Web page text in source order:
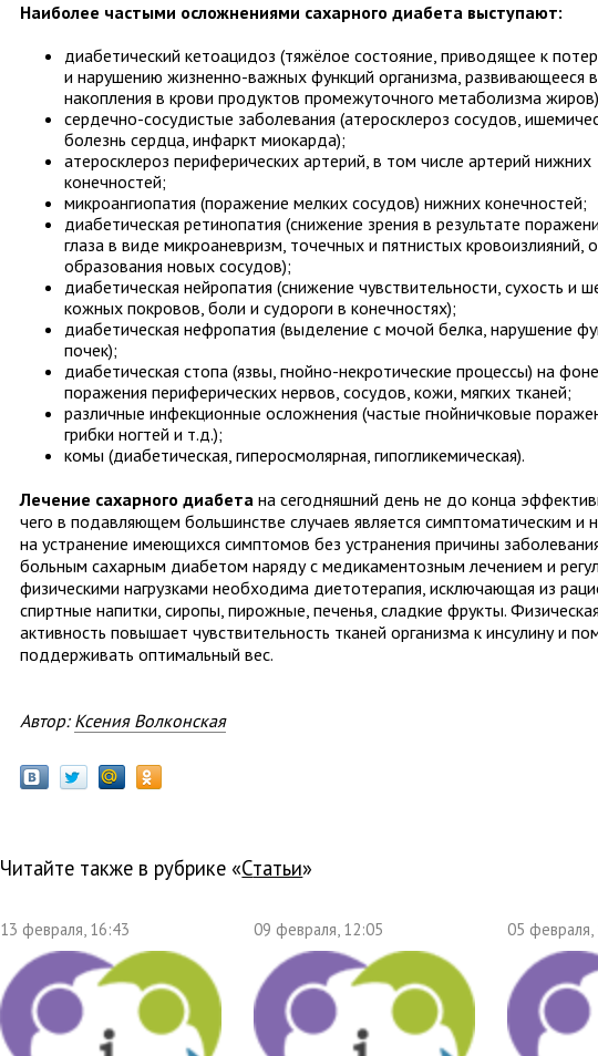
Наиболее частыми осложнениями сахарного диабета выступают:
диабетический кетоацидоз (тяжёлое состояние, приводящее к
и нарушению жизненно-важных функций организма, развивающееся
накопления в крови продуктов промежуточного метаболизма
сердечно-сосудистые заболевания (атеросклероз сосудов,
болезнь сердца, инфаркт миокарда);
атеросклероз периферических артерий, в том числе артерий нижних
конечностей;
микроангиопатия (поражение мелких сосудов) нижних конечностей;
диабетическая ретинопатия (снижение зрения в результате
глаза в виде микроаневризм, точечных и пятнистых кровоизлияний,
образования новых сосудов);
диабетическая нейропатия (снижение чувствительности, сухость и
кожных покровов, боли и судороги в конечностях);
диабетическая нефропатия (выделение с мочой белка, нарушение
почек);
диабетическая стопа (язвы, гнойно-некротические процессы) на фоне
поражения периферических нервов, сосудов, кожи, мягких тканей;
различные инфекционные осложнения (частые гнойничковые
грибки ногтей и т.д.);
комы (диабетическая, гиперосмолярная, гипогликемическая).
Лечение сахарного диабета на сегодняшний день не до конца
чего в подавляющем большинстве случаев является симптоматическим и
на устранение имеющихся симптомов без устранения причины
больным сахарным диабетом наряду с медикаментозным лечением и
физическими нагрузками необходима диетотерапия, исключающая из
спиртные напитки, сиропы, пирожные, печенья, сладкие фрукты. Физическая
активность повышает чувствительность тканей организма к инсулину и
поддерживать оптимальный вес.
Автор: Ксения Волконская
Читайте также в рубрике « Статьи»
13 февраля, 16:43 09 февраля, 12:05 05 февраля,